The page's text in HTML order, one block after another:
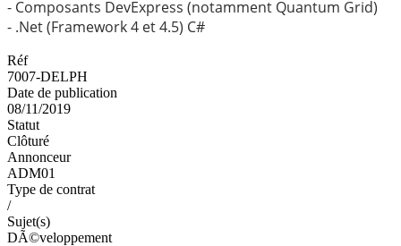
- Composants DevExpress (notamment Quantum Grid)
- .Net (Framework 4 et 4.5) C#
Réf
7007-DELPH
Date de publication
08/11/2019
Statut
Clôturé
Annonceur
ADM01
Type de contrat
/
Sujet(s)
DÃ©veloppement